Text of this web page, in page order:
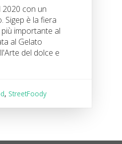
2020 con un
Sigep è la fiera
importante al
al Gelato
del dolce e
,StreetFoody